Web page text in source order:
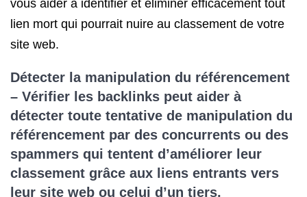
vous aider à identifier et éliminer efficacement tout
lien mort qui pourrait nuire au classement de votre
site web.
Détecter la manipulation du référencement
– Vérifier les backlinks peut aider à
détecter toute tentative de manipulation du
référencement par des concurrents ou des
spammers qui tentent d’améliorer leur
classement grâce aux liens entrants vers
leur site web ou celui d’un tiers.